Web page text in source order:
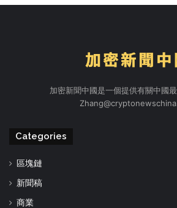
加密新聞中國是一個提供有關中國
Categories
區塊鏈
新聞稿
商業